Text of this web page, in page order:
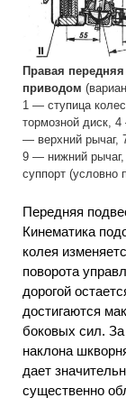
Правая
приводом
1 — ступица
тормозной диск,
— верхний рычаг,
9 — нижний
суппорт (условно
Передняя
Кинематика
колея
поворота
дорогой
достигаются
боковых сил. За
наклона
дает
существенно